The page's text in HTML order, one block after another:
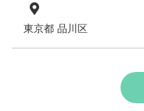
東京都 品川区